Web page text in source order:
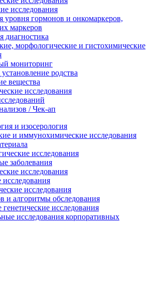
исследования
уровня гормонов и онкомаркеров,
маркеров
диагностика
морфологические и гистохимические
мониторинг
родства
вещества
исследования
/ Чек-ап
и изосерология
и иммунохимические исследования
исследования
заболевания
исследования
исследования
исследования
и алгоритмы обследования
исследования
исследования корпоративных